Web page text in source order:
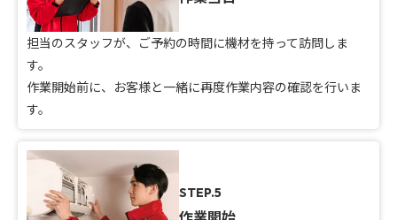
担当のスタッフが、ご予約の時間に機材を持って訪問しま
す。
作業開始前に、お客様と一緒に再度作業内容の確認を行いま
す。
STEP.5